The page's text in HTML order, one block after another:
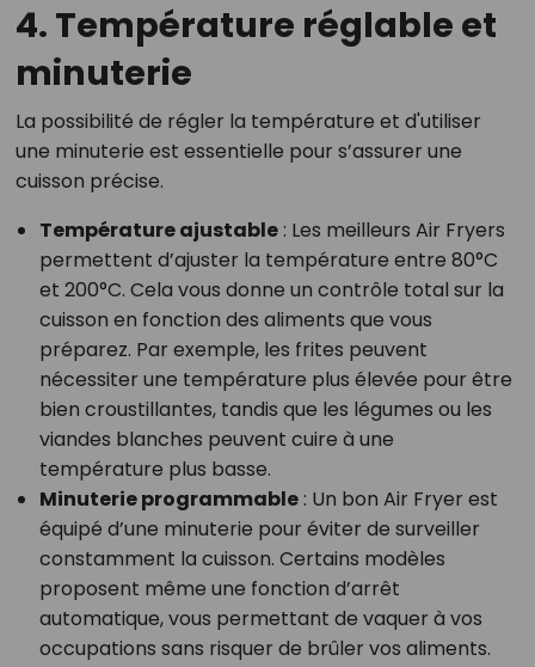
4. Température réglable et
minuterie
La possibilité de régler la température et d'utiliser
une minuterie est essentielle pour s’assurer une
cuisson précise.
Température ajustable: Les meilleurs Air Fryers
permettent d’ajuster la température entre 80°C
et 200°C. Cela vous donne un contrôle total sur la
cuisson en fonction des aliments que vous
préparez. Par exemple, les frites peuvent
nécessiter une température plus élevée pour être
bien croustillantes, tandis que les légumes ou les
viandes blanches peuvent cuire à une
température plus basse.
Minuterie programmable: Un bon Air Fryer est
équipé d’une minuterie pour éviter de surveiller
constamment la cuisson. Certains modèles
proposent même une fonction d’arrêt
automatique, vous permettant de vaquer à vos
occupations sans risquer de brûler vos aliments.